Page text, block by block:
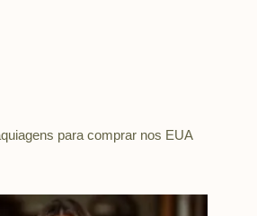
para comprar nos EUA